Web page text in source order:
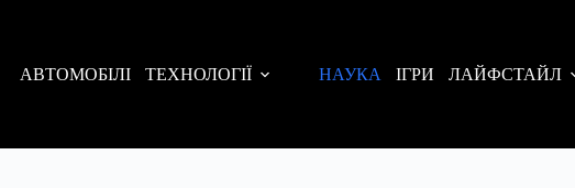
АВТОМОБІЛІ ТЕХНОЛОГІЇ НАУКА ІГРИ ЛАЙФСТАЙЛ